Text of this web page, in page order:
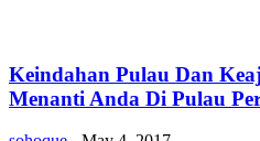
Keindahan Pulau Dan
Menanti Anda Di Pulau